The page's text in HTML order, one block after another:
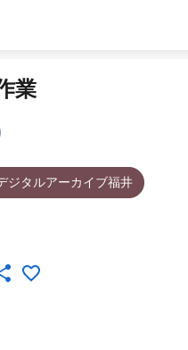
業
ジタルアーカイブ福井